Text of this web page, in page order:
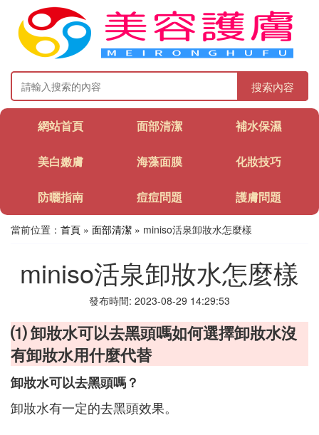
搜索內容
網站首頁 面部清潔 補水保濕
美白嫩膚 海藻面膜 化妝技巧
防曬指南 痘痘問題 護膚問題
當前位置： 首頁 » 面部清潔 » miniso活泉卸妝水怎麼樣
miniso活泉卸妝水怎麼樣
發布時間: 2023-08-29 14:29:53
⑴ 卸妝水可以去黑頭嗎如何選擇卸妝水沒
有卸妝水用什麼代替
卸妝水可以去黑頭嗎？
卸妝水有一定的去黑頭效果。